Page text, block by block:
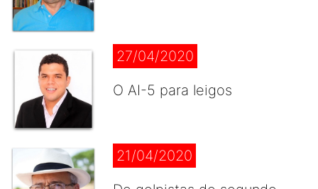
27/04/2020
O AI-5 para leigos
21/04/2020